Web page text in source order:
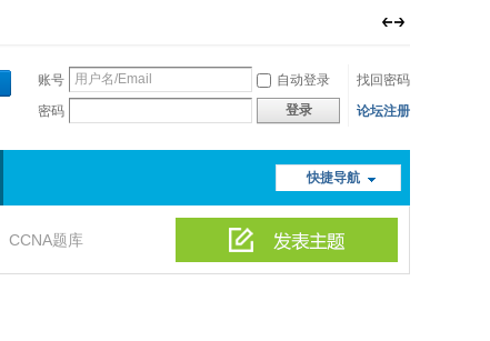
账号 自动登录
找回密码
密码
登录 论坛注册
快捷导航
CCNA题库